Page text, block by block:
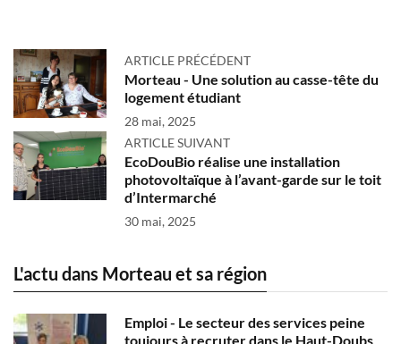
ARTICLE PRÉCÉDENT
Morteau - Une solution au casse-tête du
logement étudiant
28 mai, 2025
ARTICLE SUIVANT
EcoDouBio réalise une installation
photovoltaïque à l’avant-garde sur le toit
d’Intermarché
30 mai, 2025
L'actu dans Morteau et sa région
Emploi - Le secteur des services peine
toujours à recruter dans le Haut-Doubs